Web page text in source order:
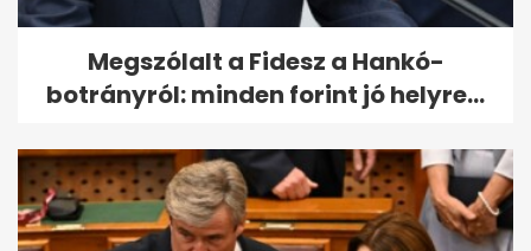
Megszólalt a Fidesz a Hankó-
botrányról: minden forint jó helyre...